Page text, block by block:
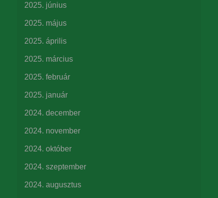
2025. június
2025. május
2025. április
2025. március
2025. február
2025. január
2024. december
2024. november
2024. október
2024. szeptember
2024. augusztus